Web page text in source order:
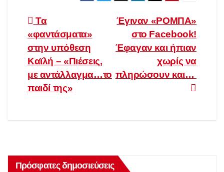
Πλοήγηση
άρθρων
Έγιναν «ΡΟΜΠΑ»
στο Facebook!
Έφαγαν και ήπιαν
χωρίς να
πληρώσουν και…
Τα
«φαντάσματα»
στην υπόθεση
Καϊλή – «Πιέσεις,
με αντάλλαγμα…το
παιδί της»
Πρόσφατες δημοσιεύσεις